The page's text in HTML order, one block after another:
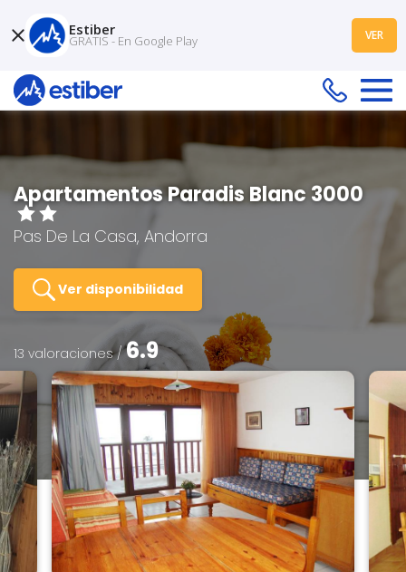
Apartamentos Paradis Blanc 3000
Pas De La Casa, Andorra
Ver disponibilidad
13 valoraciones /6.9
Estiber
GRATIS - En Google Play VER